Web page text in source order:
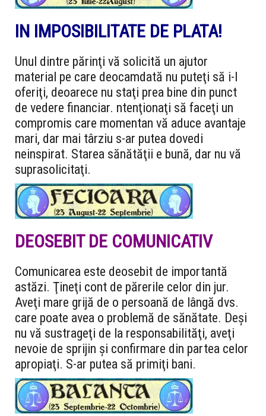
IN IMPOSIBILITATE DE PLATA!
Unul dintre părinţi vă solicită un ajutor
material pe care deocamdată nu puteţi să i-l
oferiţi, deoarece nu staţi prea bine din punct
de vedere financiar. ntenţionaţi să faceţi un
compromis care momentan vă aduce avantaje
mari, dar mai târziu s-ar putea dovedi
neinspirat. Starea sănătăţii e bună, dar nu vă
suprasolicitaţi.
DEOSEBIT DE COMUNICATIV
Comunicarea este deosebit de importantă
astăzi. Ţineţi cont de părerile celor din jur.
Aveţi mare grijă de o persoană de lângă dvs.
care poate avea o problemă de sănătate. Deşi
nu vă sustrageţi de la responsabilităţi, aveţi
nevoie de sprijin şi confirmare din partea celor
apropiaţi. S-ar putea să primiţi bani.